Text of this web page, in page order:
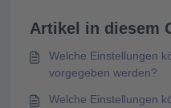
Artikel in diesem
Welche Einstellungen
vorgegeben werden?
Welche Einstellungen